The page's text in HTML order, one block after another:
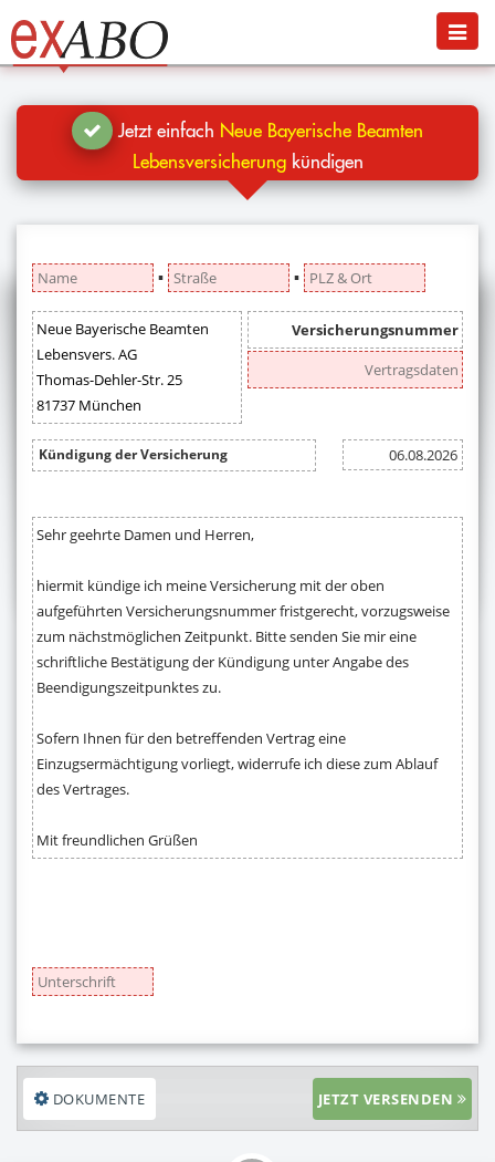
Jetzt kündigen
Blog
Hilfe
Anmelden
Menü
Jetzt einfach Neue Bayerische Beamten
Lebensversicherungkündigen
▪ ▪
DOKUMENTE JETZT VERSENDEN